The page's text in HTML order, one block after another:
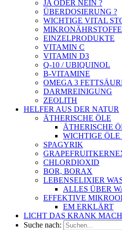
JA ODER NEIN ?
ÜBERDOSIERUNG ?
WICHTIGE VITAL
MIKRONÄHRSTOFFE
EINZELPRODUKTE
VITAMIN C
VITAMIN D3
Q-10 / UBIQUINOL
B-VITAMINE
OMEGA 3
DARMREINIGUNG
ZEOLITH
HELFER AUS DER NATUR
ÄTHERISCHE ÖLE
ÄTHERISCHE
WICHTIGE
SPAGYRIK
CHLORDIOXID
BOR, BORAX
LEBENSELIXIER
ALLES ÜBER
EFFEKTIVE
EM ERKLÄRT
LICHT DAS KRANK
Suche nach: